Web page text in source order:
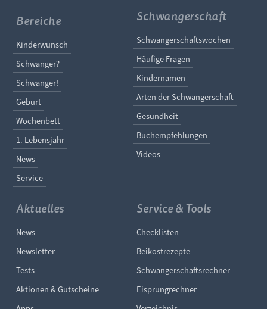
Bereiche
Navigation überspringen
Kinderwunsch
Schwanger?
Schwanger!
Geburt
Wochenbett
1. Lebensjahr
News
Service
Schwangerschaft
Navigation
Schwangerschaftswochen
Häufige Fragen
Kindernamen
Arten der Schwangerschaft
Gesundheit
Buchempfehlungen
Videos
Aktuelles
Navigation überspringen
News
Newsletter
Tests
Aktionen & Gutscheine
Service & Tools
Navigation
Checklisten
Beikostrezepte
Schwangerschaftsrechner
Eisprungrechner